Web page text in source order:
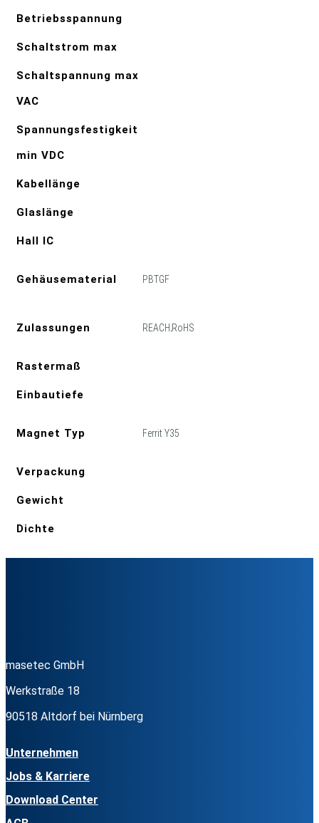
Betriebsspannung
Schaltstrom max
Schaltspannung max
VAC
Spannungsfestigkeit
min VDC
Kabellänge
Glaslänge
Hall IC
Gehäusematerial PBTGF
Zulassungen REACH;RoHS
Rastermaß
Einbautiefe
Magnet Typ Ferrit Y35
Verpackung
Gewicht
Dichte
masetec GmbH
Werkstraße 18
90518 Altdorf bei Nürnberg
Unternehmen
Jobs & Karriere
Download Center